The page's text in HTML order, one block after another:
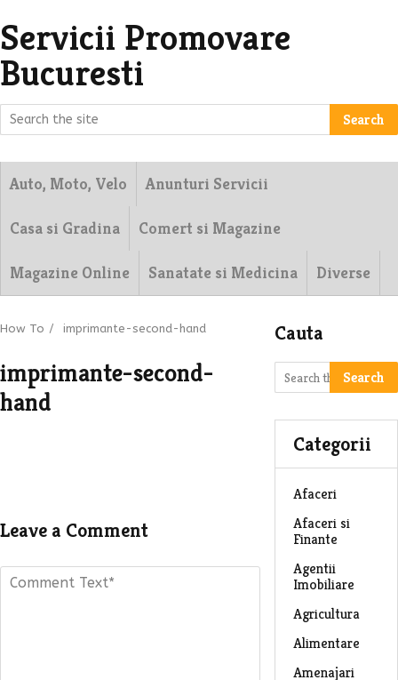
Servicii Promovare
Bucuresti
Search
Auto, Moto, Velo Anunturi Servicii
Casa si Gradina Comert si Magazine
Magazine Online Sanatate si Medicina Diverse
How To / imprimante-second-hand
imprimante-second-
hand
Leave a Comment
Cauta
Search
Categorii
Afaceri
Afaceri si
Finante
Agentii
Imobiliare
Agricultura
Alimentare
Amenajari